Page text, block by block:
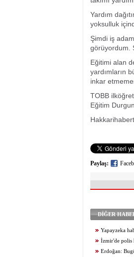
Yardım
yoksulluk
Şimdi iş
görüyordum.
Eğitimi alan
yardımların
inkar
TOBB
Eğitim
Paylaş:
DİĞER
Yapayzeka
İzmir'de polis
Erdoğan: